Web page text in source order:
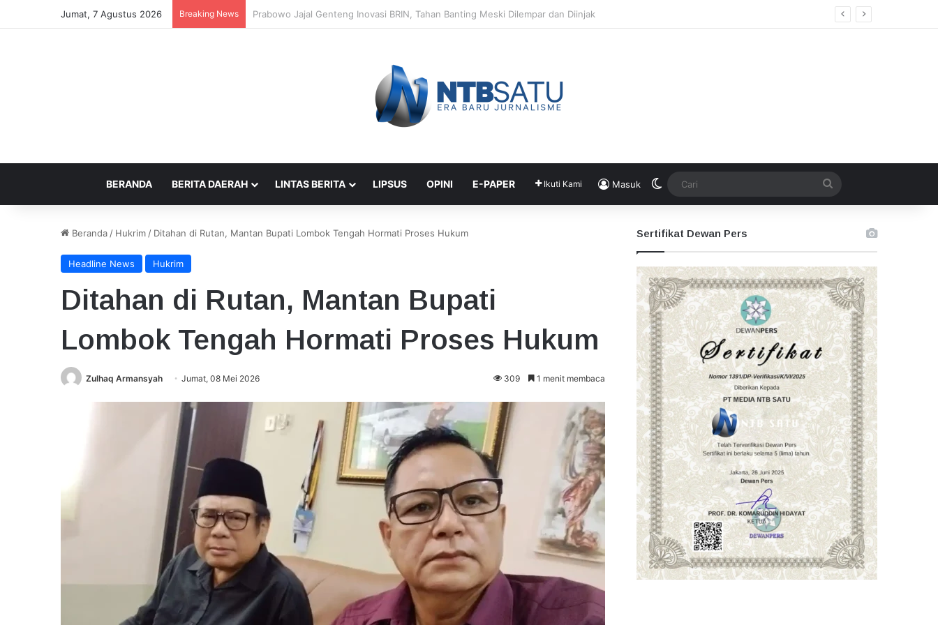
Jumat, 7 Agustus 2026 Breaking News Pemprov NTB Segera Terapkan Manajemen Talenta, Pengisian Jabatan Tak Lagi Andalkan Seleksi Terbuka
BERANDA BERITA DAERAH LINTAS BERITA LIPSUS OPINI E-PAPER Ikuti Kami Masuk Switch skin
Beranda / Hukrim / Ditahan di Rutan, Mantan Bupati Lombok Tengah Hormati Proses Hukum
Headline News Hukrim
Ditahan di Rutan, Mantan Bupati
Lombok Tengah Hormati Proses Hukum
Zulhaq Armansyah Jumat, 08 Mei 2026 309 1 menit membaca
Sertifikat Dewan Pers